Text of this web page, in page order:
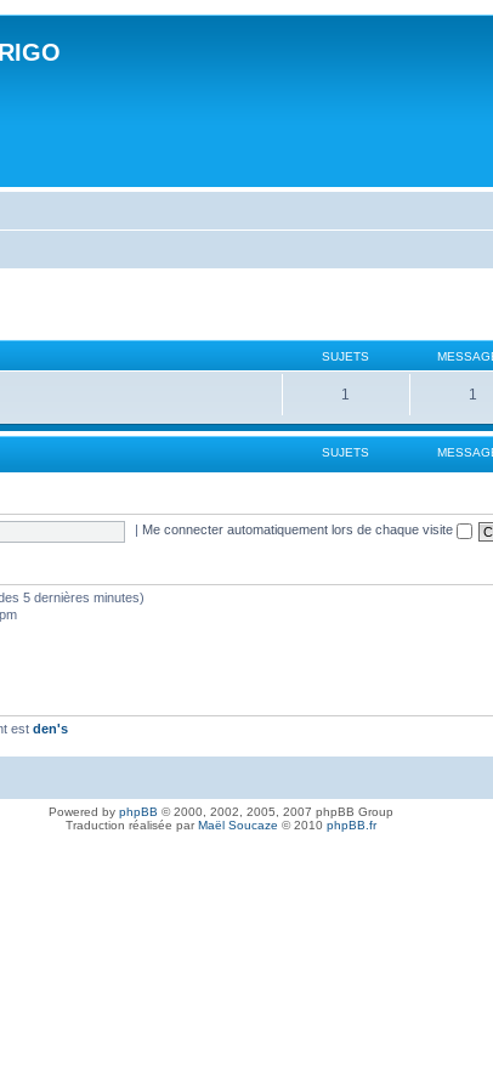
SUJETS
1 1
SUJETS
Me connecter automatiquement lors de chaque visite
5 dernières minutes)
est den's
Powered by phpBB © 2000, 2002, 2005, 2007 phpBB Group
Traduction réalisée parMaël Soucaze © 2010 phpBB.fr